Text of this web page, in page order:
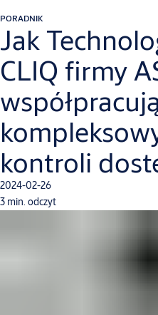
PORADNIK
Jak
CLIQ firmy
kontroli
2024-02-26
3 min. odczyt